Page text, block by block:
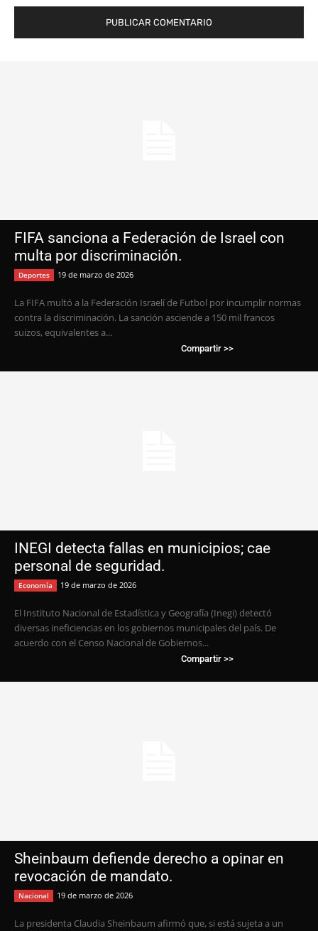
FIFA sanciona a Federación de Israel con
multa por discriminación.
Deportes 19 de marzo de 2026
La FIFA multó a la Federación Israelí de Futbol por incumplir normas
contra la discriminación. La sanción asciende a 150 mil francos
suizos, equivalentes a...
Compartir >>
INEGI detecta fallas en municipios; cae
personal de seguridad.
Economía 19 de marzo de 2026
El Instituto Nacional de Estadística y Geografía (Inegi) detectó
diversas ineficiencias en los gobiernos municipales del país. De
acuerdo con el Censo Nacional de Gobiernos...
Compartir >>
Sheinbaum defiende derecho a opinar en
revocación de mandato.
Nacional 19 de marzo de 2026
La presidenta Claudia Sheinbaum afirmó que, si está sujeta a un